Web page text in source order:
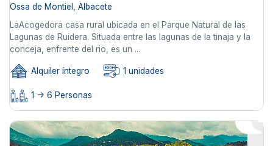
Ossa de Montiel, Albacete
LaAcogedora casa rural ubicada en el Parque Natural de las
Lagunas de Ruidera. Situada entre las lagunas de la tinaja y la
conceja, enfrente del rio, es un ...
Alquiler íntegro 1 unidades
1 -> 6 Personas